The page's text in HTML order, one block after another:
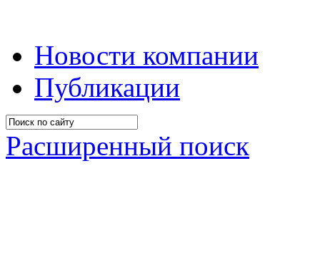
Новости компании
Публикации
Расширенный поиск